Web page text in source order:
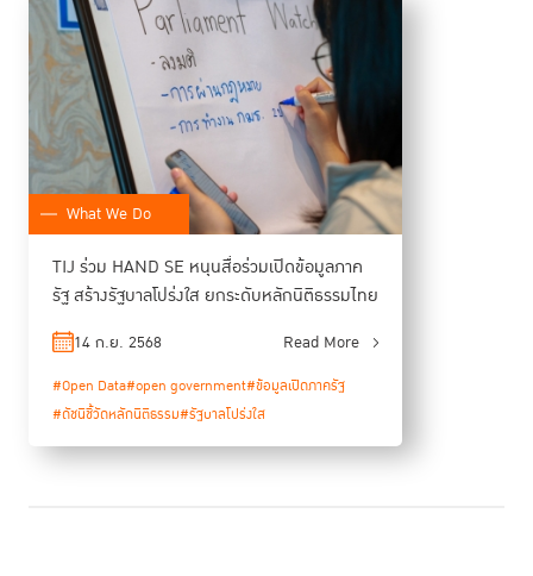
ผลลัพธ์จากการสัมมนาครั้งนี้สะท้อนจุดยืนร่วมกันว่า การแก้ไขกฎหมายสูงสุด
ของประเทศต้องเป็นกระบวนการที่รวดเร็ว โปร่งใส และเปิดกว้าง โดยข้อมูล
ทั้งหมดจะถูกนำไปใช้เป็นแกนหลักในกิจกรรม Dream Con Phase 3 เพื่อ
เตรียมลงพื้นที่รับฟังเสียงในภูมิภาค มุ่งสร้างระบบนิเวศประชาธิปไตยที่ขับ
เคลื่อนด้วยข้อมูล และรับฟังความคิดเห็นที่แตกต่างหลากหลายของประชาชน
What We Do
TIJ ร่วม HAND SE หนุนสื่อร่วมเปิดข้อมูลภาค
รัฐ สร้างรัฐบาลโปร่งใส ยกระดับหลักนิติธรรมไทย
14 ก.ย. 2568 Read More
#Open Data#open government#ข้อมูลเปิดภาครัฐ
#ดัชนีชี้วัดหลักนิติธรรม#รัฐบาลโปร่งใส